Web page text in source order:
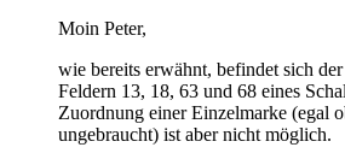
Moin Peter,
wie bereits erwähnt, befindet sich
Feldern 13, 18, 63 und 68 eines
Zuordnung einer Einzelmarke (egal
ungebraucht) ist aber nicht möglich.